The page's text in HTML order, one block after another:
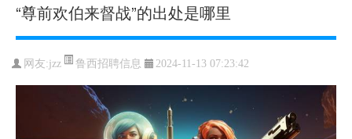
“尊前欢伯来督战”的出处是哪里
网友:jzz 鲁西招聘信息 2024-11-13 07:23:42